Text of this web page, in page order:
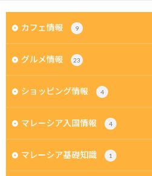
カフェ情報 9
グルメ情報 23
ショッピング情報 4
マレーシア入国情報 4
マレーシア基礎知識 1